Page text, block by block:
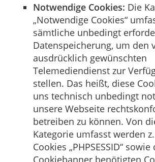
Notwendige Cookies: Die
„Notwendige Cookies“
sämtliche unbedingt
Datenspeicherung, um den
ausdrücklich gewünschten
Telemediendienst zur
stellen. Das heißt, diese
uns technisch unbedingt
unsere Webseite
betreiben zu können. Von
Kategorie umfasst werden
Cookies „PHPSESSID“
Cookiebanner benötigten